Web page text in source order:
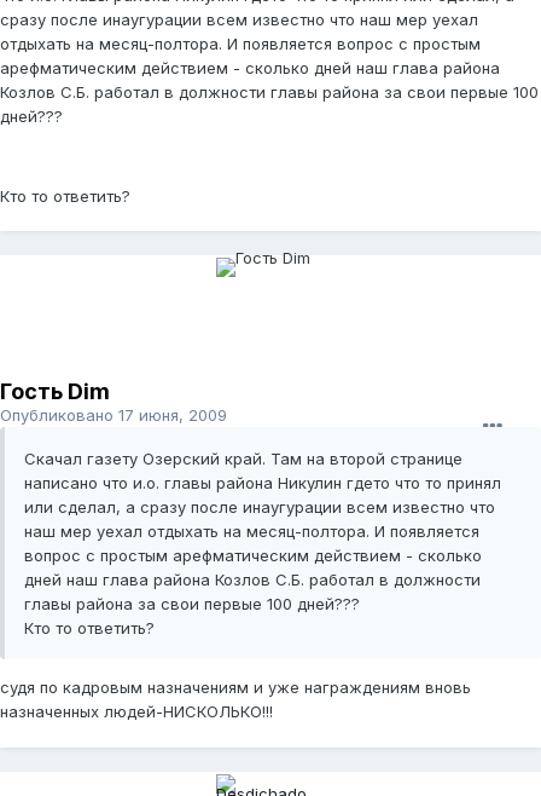
сразу после инаугурации всем известно что наш мер уехал
отдыхать на месяц-полтора. И появляется вопрос с простым
арефматическим действием - сколько дней наш глава района
Козлов С.Б. работал в должности главы района за свои первые 100
дней???
Кто то ответить?
Гость Dim
Опубликовано 17 июня, 2009
Скачал газету Озерский край. Там на второй странице
написано что и.о. главы района Никулин гдето что то принял
или сделал, а сразу после инаугурации всем известно что
наш мер уехал отдыхать на месяц-полтора. И появляется
вопрос с простым арефматическим действием - сколько
дней наш глава района Козлов С.Б. работал в должности
главы района за свои первые 100 дней???
Кто то ответить?
судя по кадровым назначениям и уже награждениям вновь
назначенных людей-НИСКОЛЬКО!!!